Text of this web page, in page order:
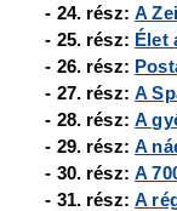
- 24. rész:A
- 25. rész: Élet
- 26. rész:
- 27. rész:A
- 28. rész:A
- 29. rész:A
- 30. rész:A
- 31. rész:A